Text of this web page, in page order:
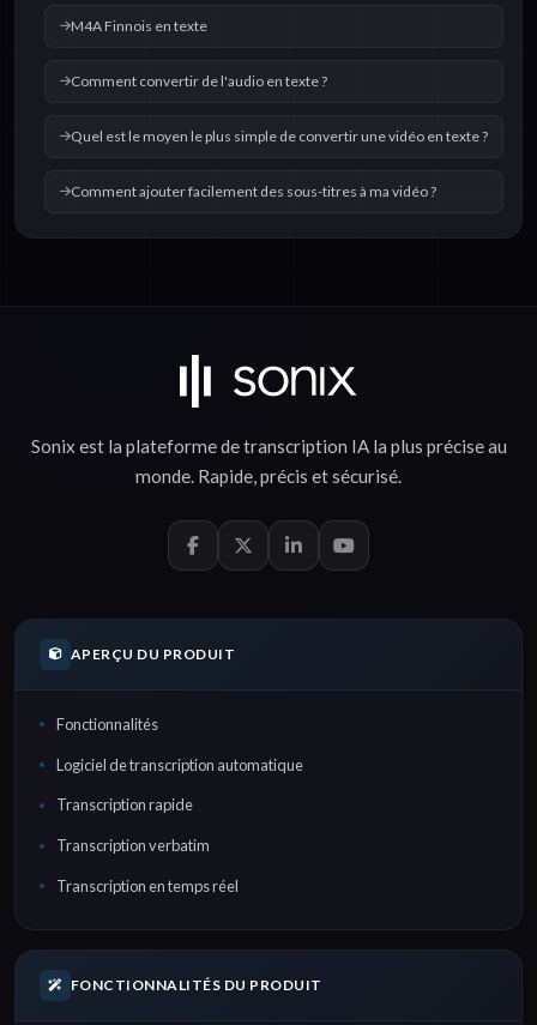
M4A Finnois en texte
Comment convertir de l'audio en texte ?
Quel est le moyen le plus simple de convertir une vidéo en texte ?
Comment ajouter facilement des sous-titres à ma vidéo ?
Sonix est la plateforme detranscription IAla plus précise au
monde. Rapide,précis etsécurisé.
APERÇU DU PRODUIT
Fonctionnalités
Logiciel de transcription automatique
Transcription rapide
Transcription verbatim
Transcription en temps réel
FONCTIONNALITÉS DU PRODUIT